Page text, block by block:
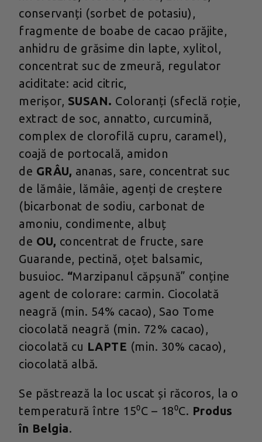
conservanți (sorbet de potasiu),
fragmente de boabe de cacao prăjite,
anhidru de grăsime din lapte, xylitol,
concentrat suc de zmeură, regulator
aciditate: acid citric,
merișor, SUSAN. Coloranți (sfeclă roție,
extract de soc, annatto, curcumină,
complex de clorofilă cupru, caramel),
coajă de portocală, amidon
de GRÂU, ananas, sare, concentrat suc
de lămâie, lămâie, agenți de creștere
(bicarbonat de sodiu, carbonat de
amoniu, condimente, albuț
de OU, concentrat de fructe, sare
Guarande, pectină, oțet balsamic,
busuioc. “Marzipanul căpșună” conține
agent de colorare: carmin. Ciocolată
neagră (min. 54% cacao), Sao Tome
ciocolată neagră (min. 72% cacao),
ciocolată cu LAPTE (min. 30% cacao),
ciocolată albă.
Se păstrează la loc uscat și răcoros, la o
temperatură între 15⁰C – 18⁰C. Produs
în Belgia.